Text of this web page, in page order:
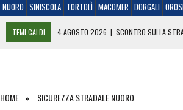
NUORO SINISCOLA TORTOLÌ MACOMER DORGALI
TEMI CALDI 4 AGOSTO 2026 | SCONTRO SULLA
25 LUGLIO 2026 | OSIDDA, I CARABINIERI INCONTRANO
HOME SICUREZZA STRADALE NUORO